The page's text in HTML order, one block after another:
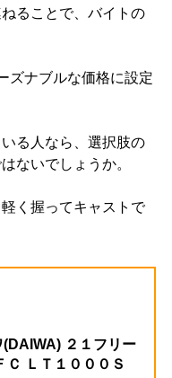
ることで、バイトの
ズナブルな価格に設定
る人なら、選択肢の
ないでしょうか。
く握ってキャストで
(DAIWA) ２１フリー
Ｃ ＬＴ１０００Ｓ